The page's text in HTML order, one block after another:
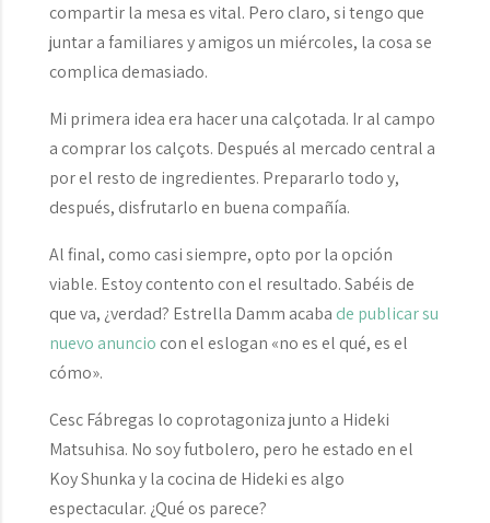
compartir la mesa es vital. Pero claro, si tengo que
juntar a familiares y amigos un miércoles, la cosa se
complica demasiado.
Mi primera idea era hacer una calçotada. Ir al campo
a comprar los calçots. Después al mercado central a
por el resto de ingredientes. Prepararlo todo y,
después, disfrutarlo en buena compañía.
Al final, como casi siempre, opto por la opción
viable. Estoy contento con el resultado. Sabéis de
que va, ¿verdad? Estrella Damm acaba de publicar su
nuevo anuncio con el eslogan «no es el qué, es el
cómo».
Cesc Fábregas lo coprotagoniza junto a Hideki
Matsuhisa. No soy futbolero, pero he estado en el
Koy Shunka y la cocina de Hideki es algo
espectacular. ¿Qué os parece?